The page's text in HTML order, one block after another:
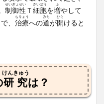
制御
せいぎょ
性
せい
Ｔ細胞
さいぼう
を増
ふ
やして
、 治療
ちりょう
への道
みち
が開
ひら
けると
研究
けんきゅう
は？